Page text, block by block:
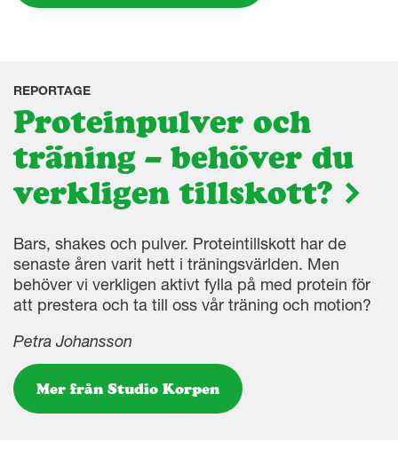
REPORTAGE
Proteinpulver och
träning – behöver du
verkligen tillskott?
Bars, shakes och pulver. Proteintillskott har de
senaste åren varit hett i träningsvärlden. Men
behöver vi verkligen aktivt fylla på med protein för
att prestera och ta till oss vår träning och motion?
Petra Johansson
Mer från Studio Korpen